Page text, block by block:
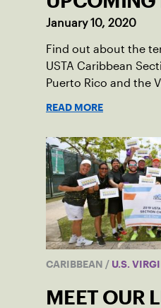
January 10, 2020
Find out about the
USTA Caribbean
Puerto Rico and the
READ MORE
CARIBBEAN / U.S.
MEET OUR